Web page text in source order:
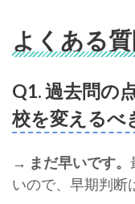
よくある質
Q1. 過去問の
校を変えるべ
→ まだ早いです。
いので、早期判断